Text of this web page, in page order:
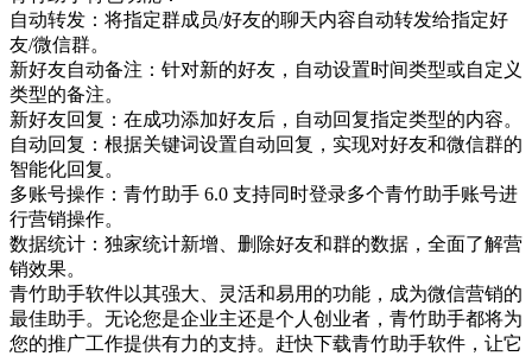
自动转发：将指定群成员/好友的聊天内容自动转发给指定好
友/微信群。
新好友自动备注：针对新的好友，自动设置时间类型或自定义
类型的备注。
新好友回复：在成功添加好友后，自动回复指定类型的内容。
自动回复：根据关键词设置自动回复，实现对好友和微信群的
智能化回复。
多账号操作：青竹助手 6.0 支持同时登录多个青竹助手账号进
行营销操作。
数据统计：独家统计新增、删除好友和群的数据，全面了解营
销效果。
青竹助手软件以其强大、灵活和易用的功能，成为微信营销的
最佳助手。无论您是企业主还是个人创业者，青竹助手都将为
您的推广工作提供有力的支持。赶快下载青竹助手软件，让它